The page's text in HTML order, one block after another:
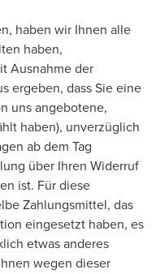
haben wir Ihnen alle
haben,
Ausnahme der
ergeben, dass Sie eine
uns angebotene,
haben), unverzüglich
ab dem Tag
über Ihren Widerruf
ist. Für diese
Zahlungsmittel, das
eingesetzt haben, es
etwas anderes
wegen dieser